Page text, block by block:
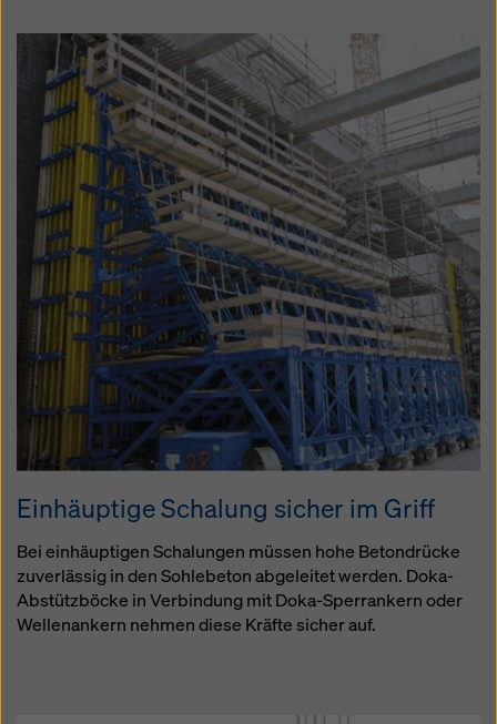
Einhäuptige Schalung sicher im Griff
Bei einhäuptigen Schalungen müssen hohe Betondrücke
zuverlässig in den Sohlebeton abgeleitet werden. Doka-
Abstützböcke in Verbindung mit Doka-Sperrankern oder
Wellenankern nehmen diese Kräfte sicher auf.